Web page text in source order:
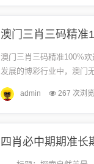
澳门三肖三码精准100%
发展的博彩行业中，澳门
凭借其多样化的博彩产品
admin 267 次浏览